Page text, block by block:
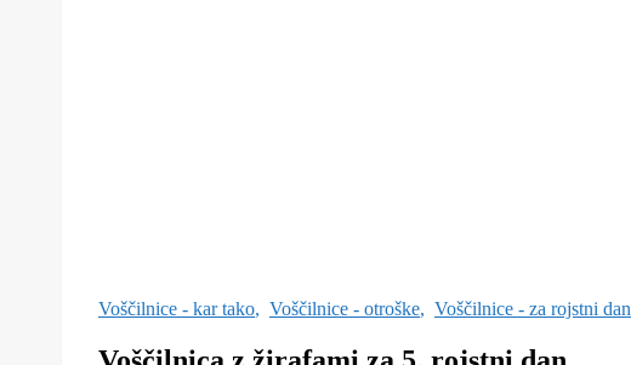
Voščilnice - kar tako, Voščilnice - otroške, Voščilnice - za rojstni dan